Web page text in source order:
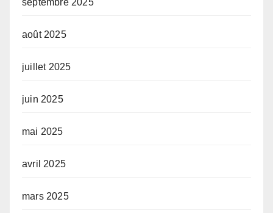
septembre 2025
août 2025
juillet 2025
juin 2025
mai 2025
avril 2025
mars 2025